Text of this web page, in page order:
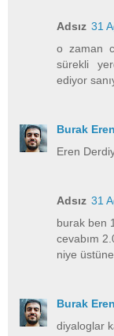
Adsız 31
o zaman
sürekli
ediyor
Burak Eren
Eren
Adsız 31
burak ben
cevabım
niye
Burak Eren
diyaloglar